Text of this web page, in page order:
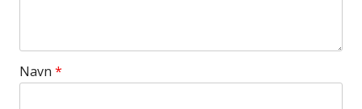
Navn *